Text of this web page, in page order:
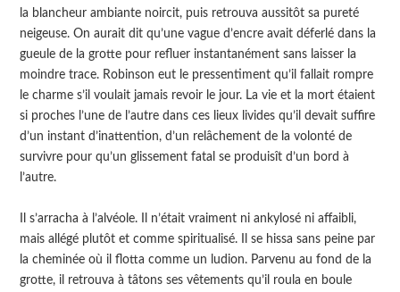
la blancheur ambiante noircit, puis retrouva aussitôt sa pureté
neigeuse. On aurait dit qu’une vague d’encre avait déferlé dans la
gueule de la grotte pour refluer instantanément sans laisser la
moindre trace. Robinson eut le pressentiment qu’il fallait rompre
le charme s’il voulait jamais revoir le jour. La vie et la mort étaient
si proches l’une de l’autre dans ces lieux livides qu’il devait suffire
d’un instant d’inattention, d’un relâchement de la volonté de
survivre pour qu’un glissement fatal se produisît d’un bord à
l’autre.
Il s’arracha à l’alvéole. Il n’était vraiment ni ankylosé ni affaibli,
mais allégé plutôt et comme spiritualisé. Il se hissa sans peine par
la cheminée où il flotta comme un ludion. Parvenu au fond de la
grotte, il retrouva à tâtons ses vêtements qu’il roula en boule